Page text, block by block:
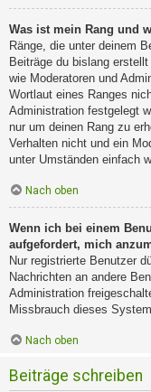
Was ist mein Rang und
Ränge, die unter deinem
Beiträge du bislang
wie Moderatoren und
Wortlaut eines Ranges
Administration festgelegt
nur um deinen Rang zu
Verhalten nicht und ein
unter Umständen einfach
Nach oben
Wenn ich bei einem
aufgefordert, mich
Nur registrierte Benutzer
Nachrichten an andere
Administration
Missbrauch dieses
Nach oben
Beiträge schreiben